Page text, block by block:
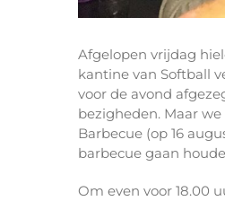
Afgelopen vrijdag
kantine van Softball
voor de avond
bezigheden. Maar
Barbecue (op 16
barbecue gaan
Om even voor 18.00